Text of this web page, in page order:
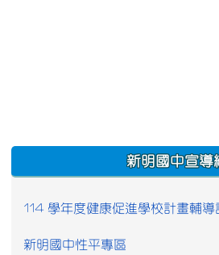
:::
新明國中宣導
114 學年度健康促進學校計畫輔導
新明國中性平專區